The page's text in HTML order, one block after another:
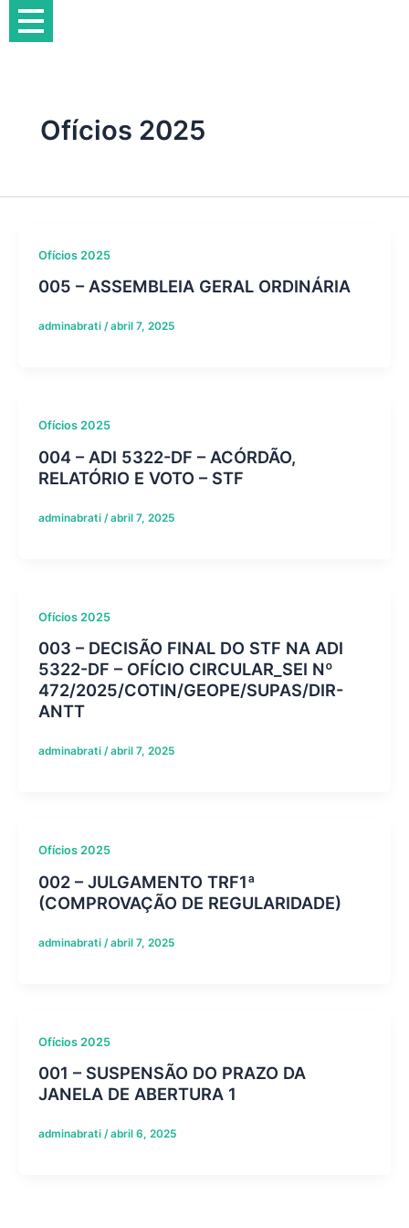
para
Ofícios 2025
Ofícios 2025
005 – ASSEMBLEIA GERAL ORDINÁRIA
adminabrati /abril 7, 2025
Ofícios 2025
004 – ADI 5322-DF – ACÓRDÃO,
RELATÓRIO E VOTO – STF
adminabrati /abril 7, 2025
Ofícios 2025
003 – DECISÃO FINAL DO STF NA ADI
5322-DF – OFÍCIO CIRCULAR_SEI Nº
472/2025/COTIN/GEOPE/SUPAS/DIR-
ANTT
adminabrati /abril 7, 2025
Ofícios 2025
002 – JULGAMENTO TRF1ª
(COMPROVAÇÃO DE REGULARIDADE)
adminabrati /abril 7, 2025
Ofícios 2025
001 – SUSPENSÃO DO PRAZO DA
JANELA DE ABERTURA 1
adminabrati /abril 6, 2025